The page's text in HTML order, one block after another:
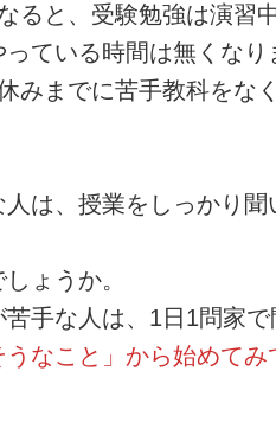
ると、受験勉強は演習
ている時間は無くなり
みまでに苦手教科をな
は、授業をしっかり
ょうか。
手な人は、1日1問家
うなこと」から始めて